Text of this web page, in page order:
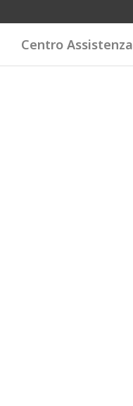
Centro Assistenza